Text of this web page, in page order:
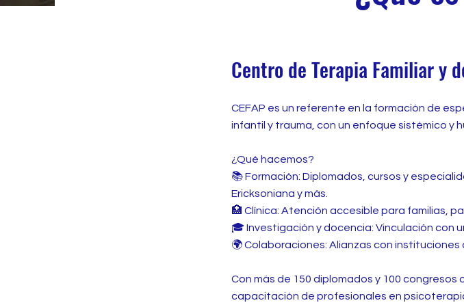
Centro de Terapia Familiar y
CEFAP es un referente en la formación de
infantil y trauma, con un enfoque sistémico y
¿Qué hacemos?
📚 Formación: Diplomados, cursos y
Ericksoniana y más.
🏥 Clínica: Atención accesible para familias,
🎓 Investigación y docencia: Vinculación con
🌍 Colaboraciones: Alianzas con instituciones
Con más de 150 diplomados y 100 congresos
capacitación de profesionales en